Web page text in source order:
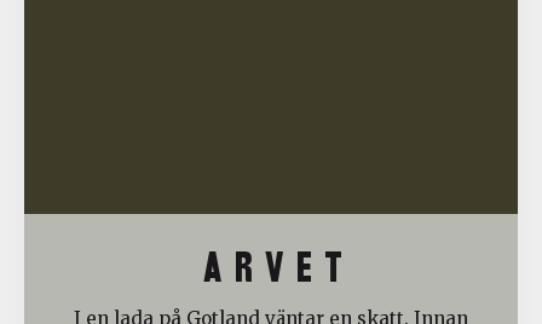
A R V E T
I en lada på Gotland väntar en skatt. Innan